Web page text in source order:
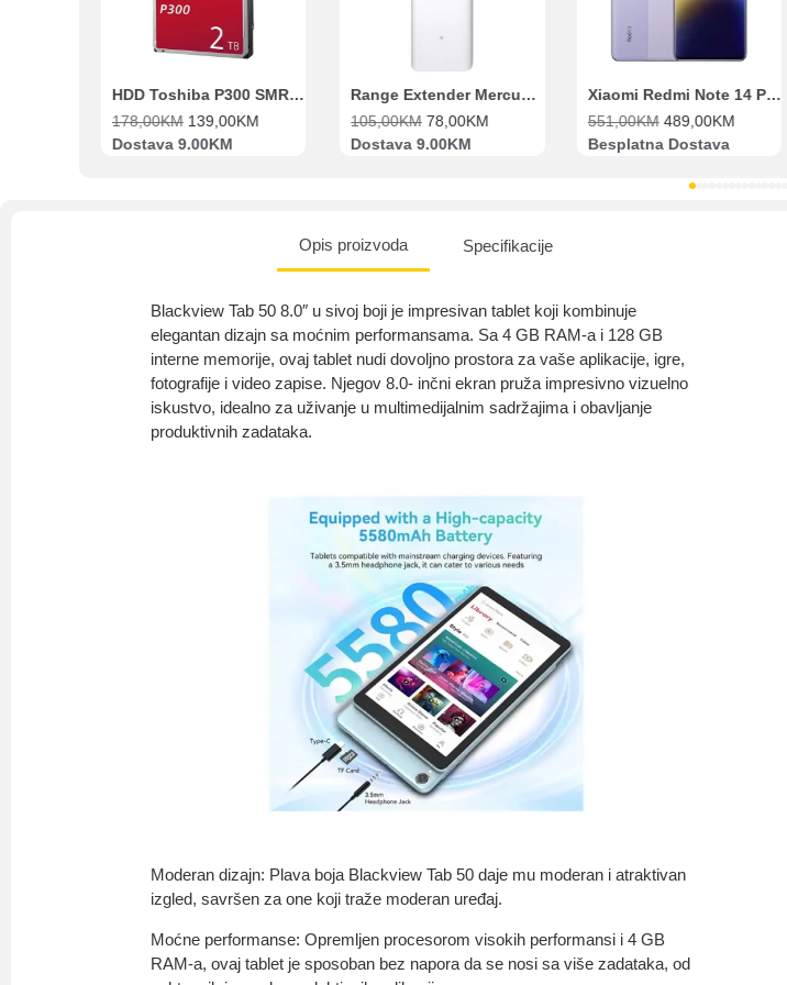
HDD Toshiba P300 SMR 3.5″ 2TB SATA III
178,00KM 139,00KM
Dostava 9.00KM
Range Extender Mercusys AX3000 ME80X Wi-Fi 6
105,00KM 78,00KM
Dostava 9.00KM
Xiaomi Redmi Note 14 Pro 8GB 256GB Ljubičasti
551,00KM 489,00KM
Besplatna Dostava
Opis proizvoda Specifikacije
Blackview Tab 50 8.0″ u sivoj boji je impresivan tablet koji kombinuje
elegantan dizajn sa moćnim performansama. Sa 4 GB RAM-a i 128 GB
interne memorije, ovaj tablet nudi dovoljno prostora za vaše aplikacije, igre,
fotografije i video zapise. Njegov 8.0- inčni ekran pruža impresivno vizuelno
iskustvo, idealno za uživanje u multimedijalnim sadržajima i obavljanje
produktivnih zadataka.
Moderan dizajn: Plava boja Blackview Tab 50 daje mu moderan i atraktivan
izgled, savršen za one koji traže moderan uređaj.
Moćne performanse: Opremljen procesorom visokih performansi i 4 GB
RAM-a, ovaj tablet je sposoban bez napora da se nosi sa više zadataka, od